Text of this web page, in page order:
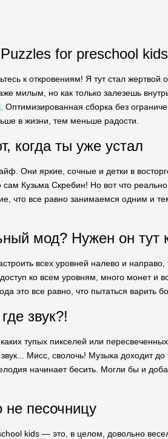
for preschool kids
к откровениям! Я тут стал
милым, но как только залезешь
. Оптимизированная сборка без
в жизни, тем меньше радости.
когда ты уже устал
Они яркие, сочные и детки в
Кузьма Скребин! Но вот что
что все равно занимаемся одним и
мод? Нужен он тут
всех уровней налево и
ко всем уровням, много монет и
это все равно, что пытаться
звук?!
тупых пикселей или
Мисс, сволочь! Музыка доходит
начинает бесить. Могли бы и
не песочницу
kids — это, в целом, довольно